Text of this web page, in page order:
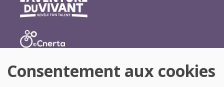
Consentement aux cookies